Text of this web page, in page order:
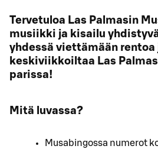
Tervetuloa Las Palmasin
musiikki ja kisailu
yhdessä viettämään rentoa
keskiviikkoiltaa Las
parissa!
Mitä luvassa?
Musabingossa numerot